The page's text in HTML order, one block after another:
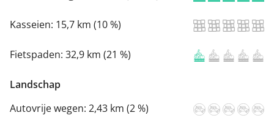
Kasseien: 15,7 km (10 %)
Fietspaden: 32,9 km (21 %)
Landschap
Autovrije wegen: 2,43 km (2 %)